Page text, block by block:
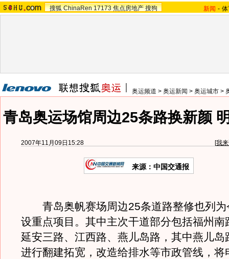
搜狐 ChinaRen 17173 焦点房地产 搜狗 新闻 -
奥运频道 > 奥运新闻 > 奥运城市 >
青岛奥运场馆周边25条路换新颜
2007年11月09日15:28 [我
来源：中国交通报
青岛奥帆赛场周边25条道路整修也列为
设重点项目。其中主次干道部分包括福州南
延安三路、江西路、燕儿岛路，其中燕儿岛
进行翻建拓宽，改造给排水等市政管线，将